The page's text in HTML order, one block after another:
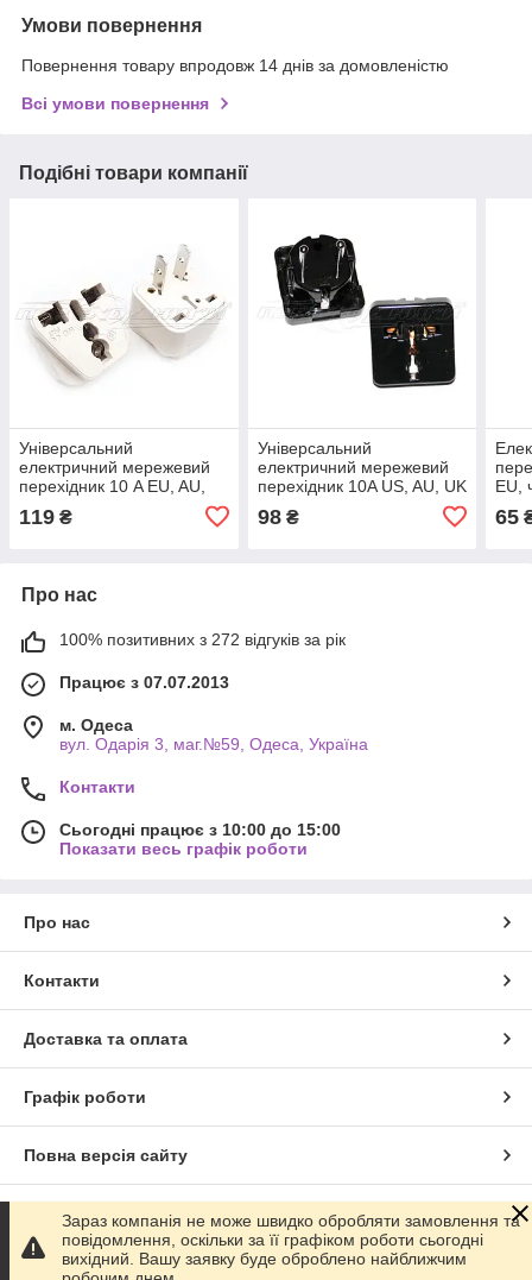
Умови повернення
Повернення товару впродовж 14 днів за домовленістю
Всі умови повернення
Подібні товари компанії
Універсальний
електричний мережевий
перехідник 10 A EU, AU,
UK to US (Америка), білий
119 ₴
Універсальний
електричний мережевий
перехідник 10A US, AU, UK
98₴
EU,
65
Про нас
100% позитивних з 272 відгуків за рік
Працює з 07.07.2013
м. Одеса
вул. Одарiя 3, маг.№59, Одеса, Україна
Контакти
Сьогодні працює з 10:00 до 15:00
Показати весь графік роботи
Про нас
Контакти
Доставка та оплата
Графік роботи
Повна версія сайту
Сайт створено на маркетплейсі Prom.ua
Політика конфіденційності
Зараз компанія не може швидко обробляти замовлення та
повідомлення, оскільки за її графіком роботи сьогодні
вихідний. Вашу заявку буде оброблено найближчим